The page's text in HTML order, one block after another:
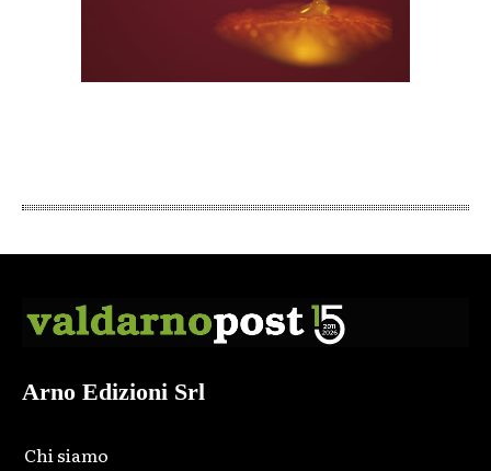
Arno Edizioni Srl
Chi siamo